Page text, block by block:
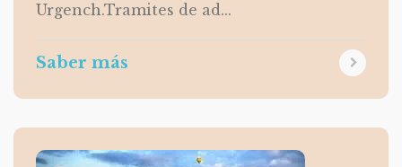
Urgench.Tramites de ad...
Saber más